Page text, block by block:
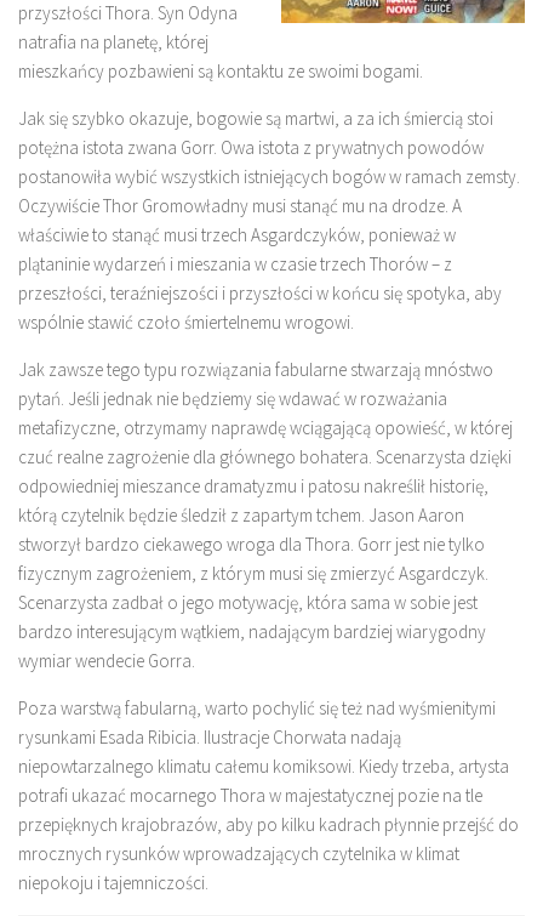
przyszłości Thora. Syn Odyna
natrafia na planetę, której
mieszkańcy pozbawieni są kontaktu ze swoimi bogami.
Jak się szybko okazuje, bogowie są martwi, a za ich śmiercią stoi
potężna istota zwana Gorr. Owa istota z prywatnych powodów
postanowiła wybić wszystkich istniejących bogów w ramach zemsty.
Oczywiście Thor Gromowładny musi stanąć mu na drodze. A
właściwie to stanąć musi trzech Asgardczyków, ponieważ w
plątaninie wydarzeń i mieszania w czasie trzech Thorów – z
przeszłości, teraźniejszości i przyszłości w końcu się spotyka, aby
wspólnie stawić czoło śmiertelnemu wrogowi.
Jak zawsze tego typu rozwiązania fabularne stwarzają mnóstwo
pytań. Jeśli jednak nie będziemy się wdawać w rozważania
metafizyczne, otrzymamy naprawdę wciągającą opowieść, w której
czuć realne zagrożenie dla głównego bohatera. Scenarzysta dzięki
odpowiedniej mieszance dramatyzmu i patosu nakreślił historię,
którą czytelnik będzie śledził z zapartym tchem. Jason Aaron
stworzył bardzo ciekawego wroga dla Thora. Gorr jest nie tylko
fizycznym zagrożeniem, z którym musi się zmierzyć Asgardczyk.
Scenarzysta zadbał o jego motywację, która sama w sobie jest
bardzo interesującym wątkiem, nadającym bardziej wiarygodny
wymiar wendecie Gorra.
Poza warstwą fabularną, warto pochylić się też nad wyśmienitymi
rysunkami Esada Ribicia. Ilustracje Chorwata nadają
niepowtarzalnego klimatu całemu komiksowi. Kiedy trzeba, artysta
potrafi ukazać mocarnego Thora w majestatycznej pozie na tle
przepięknych krajobrazów, aby po kilku kadrach płynnie przejść do
mrocznych rysunków wprowadzających czytelnika w klimat
niepokoju i tajemniczości.